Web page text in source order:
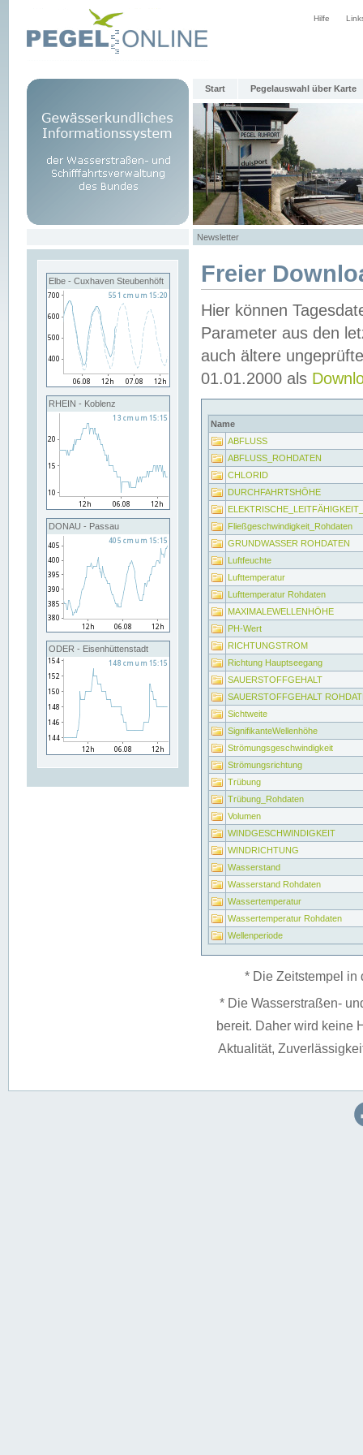
Hilfe
Start Pegelauswahl über Karte
Newsletter
Elbe - Cuxhaven Steubenhöft
RHEIN - Koblenz
DONAU - Passau
ODER - Eisenhüttenstadt
Freier
Hier können
Parameter aus den
auch ältere
01.01.2000 als
Name
ABFLUSS
ABFLUSS_ROHDATEN
CHLORID
DURCHFAHRTSHÖHE
Fließgeschwindigkeit_Rohdaten
GRUNDWASSER ROHDATEN
Luftfeuchte
Lufttemperatur
Lufttemperatur Rohdaten
MAXIMALEWELLENHÖHE
PH-Wert
RICHTUNGSTROM
Richtung Hauptseegang
SAUERSTOFFGEHALT
SAUERSTOFFGEHALT
Sichtweite
SignifikanteWellenhöhe
Strömungsgeschwindigkeit
Strömungsrichtung
Trübung
Trübung_Rohdaten
Volumen
WINDGESCHWINDIGKEIT
WINDRICHTUNG
Wasserstand
Wasserstand Rohdaten
Wassertemperatur
Wassertemperatur Rohdaten
Wellenperiode
* Die Zeitstempel in
* Die Wasserstraßen-
bereit. Daher wird keine
Aktualität,